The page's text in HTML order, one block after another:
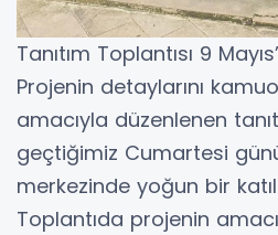
​Tanıtım Toplantısı 9
​Projenin detaylarını
amacıyla düzenlenen
geçtiğimiz Cumartesi
merkezinde yoğun bir
Toplantıda projenin